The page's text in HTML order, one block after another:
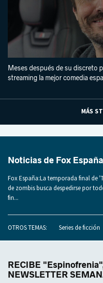
Meses después de su discreto
streaming la mejor comedia
MÁS
Noticias de Fox
Fox España:La temporada final de
de zombis busca despedirse por
fin...
OTROS TEMAS: Series de ficción
RECIBE
NEWSLETTER